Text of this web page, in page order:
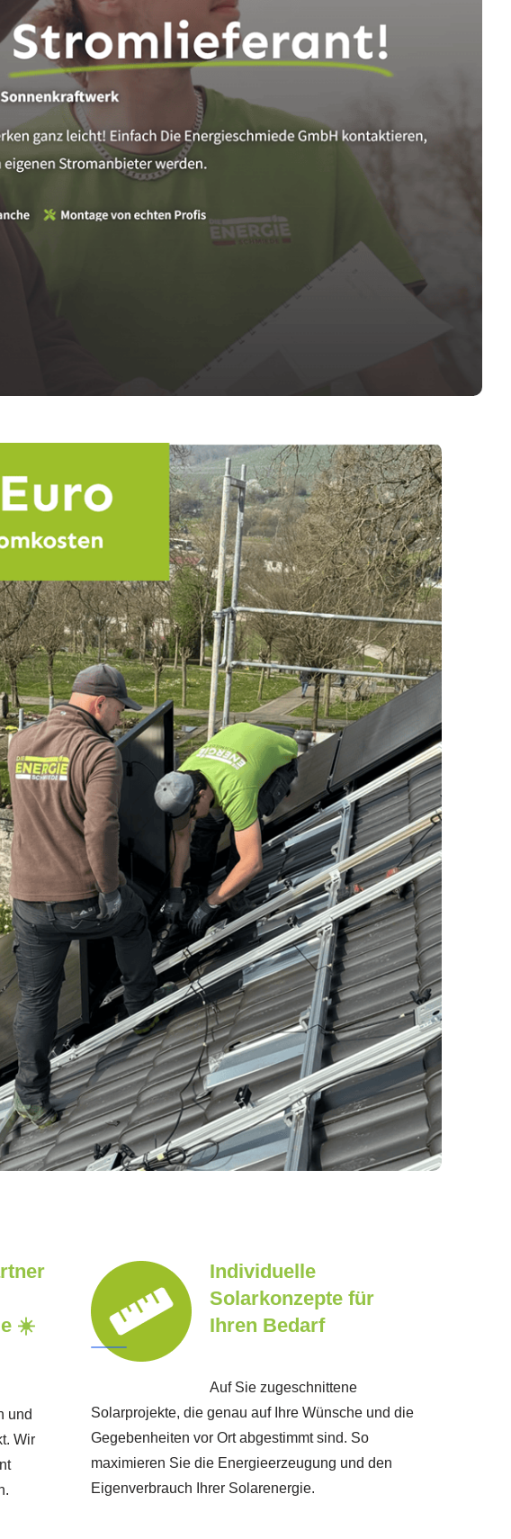
☀️
und
Wir
Individuelle
Solarkonzepte für
Ihren Bedarf
Auf Sie zugeschnittene
Solarprojekte, die genau auf Ihre Wünsche und die
Gegebenheiten vor Ort abgestimmt sind. So
maximieren Sie die Energieerzeugung und den
Eigenverbrauch Ihrer Solarenergie.